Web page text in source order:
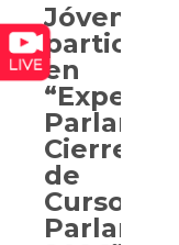
Jóvenes
participan
en
Cierre
de
Curso